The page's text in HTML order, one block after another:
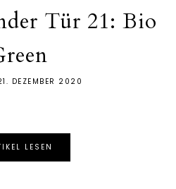
Tür 21: Bio
DEZEMBER 2020
LESEN